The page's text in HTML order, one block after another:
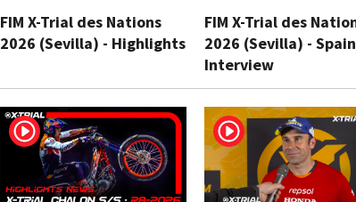
FIM X-Trial des Nations
2026 (Sevilla) - Highlights
FIM X-Trial des
2026 (Sevilla) - Spain
Interview